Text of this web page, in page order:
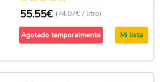
55.55€ (74.07€ / litro)
Agotado temporalmente Mi lista